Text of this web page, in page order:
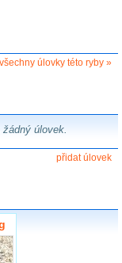
všechny úlovky této ryby »
úlovek.
přidat úlovek